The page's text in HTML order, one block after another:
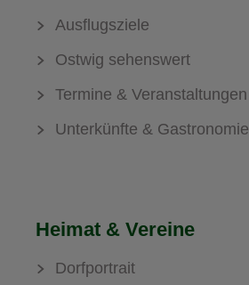
Ausflugsziele
Ostwig sehenswert
Termine & Veranstaltungen
Unterkünfte & Gastronomie
Heimat & Vereine
Dorfportrait